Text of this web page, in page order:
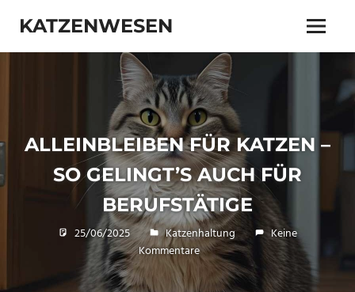
Inhalt
springen
KATZENWESEN
Wissen
Katzenhaltung
Menü
ALLEINBLEIBEN FÜR KATZEN –
SO GELINGT’S AUCH FÜR
BERUFSTÄTIGE
25/06/2025 Veronika
Katzenhaltung
Keine
Kommentare